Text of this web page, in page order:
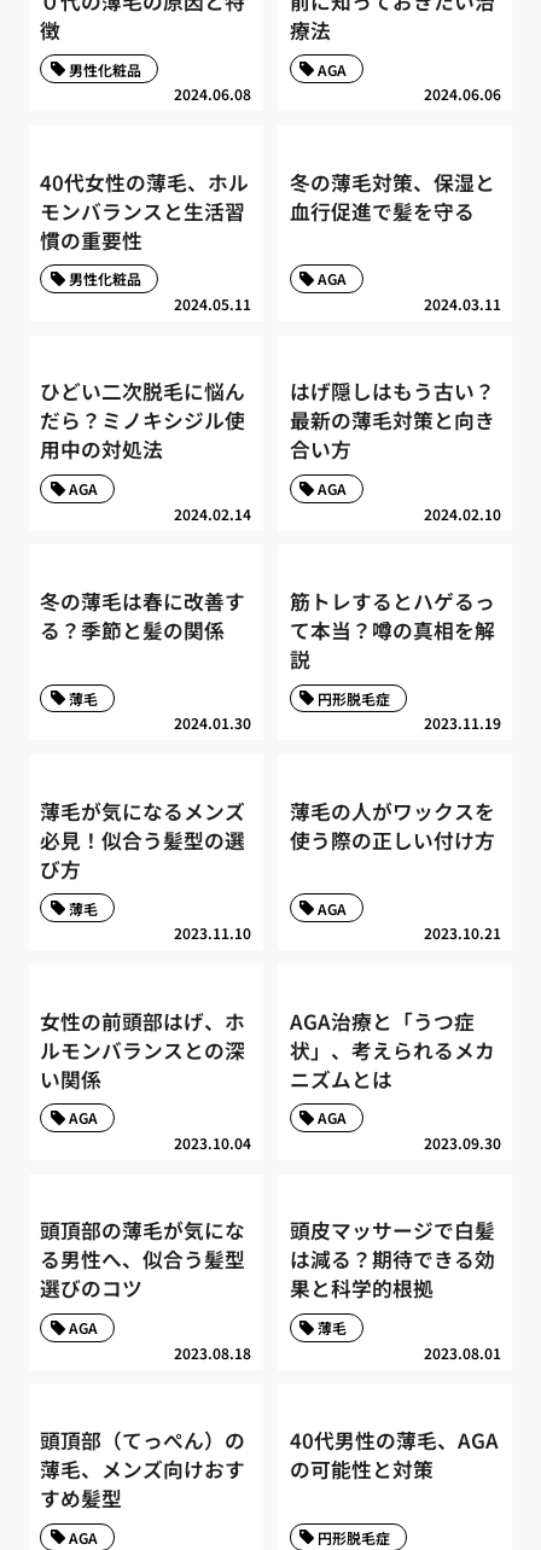
徴
2024.06.08
男性化粧品
療法
2024.06.06
AGA
40代女性の薄毛、ホル
モンバランスと生活習
慣の重要性
2024.05.11
男性化粧品
冬の薄毛対策、保湿と
血行促進で髪を守る
2024.03.11
AGA
ひどい二次脱毛に悩ん
だら？ミノキシジル使
用中の対処法
2024.02.14
AGA
はげ隠しはもう古い？
最新の薄毛対策と向き
合い方
2024.02.10
AGA
冬の薄毛は春に改善す
る？季節と髪の関係
2024.01.30
薄毛
筋トレするとハゲるっ
て本当？噂の真相を解
説
2023.11.19
円形脱毛症
薄毛が気になるメンズ
必見！似合う髪型の選
び方
2023.11.10
薄毛
薄毛の人がワックスを
使う際の正しい付け方
2023.10.21
AGA
女性の前頭部はげ、ホ
ルモンバランスとの深
い関係
2023.10.04
AGA
AGA治療と「うつ症
状」、考えられるメカ
ニズムとは
2023.09.30
AGA
頭頂部の薄毛が気にな
る男性へ、似合う髪型
選びのコツ
2023.08.18
AGA
頭皮マッサージで白髪
は減る？期待できる効
果と科学的根拠
2023.08.01
薄毛
頭頂部（てっぺん）の
薄毛、メンズ向けおす
すめ髪型
AGA
40代男性の薄毛、AGA
の可能性と対策
円形脱毛症